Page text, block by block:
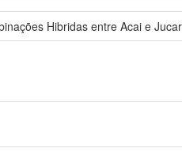
Hibridas entre Acai e